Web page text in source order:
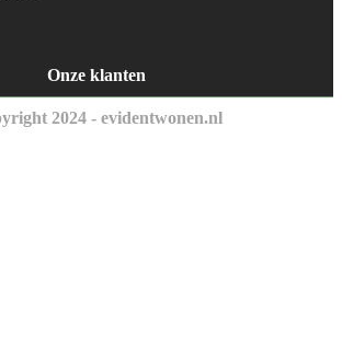
Onze klanten
2024 - evidentwonen.nl